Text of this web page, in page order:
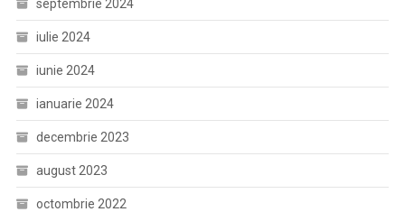
septembrie 2024
iulie 2024
iunie 2024
ianuarie 2024
decembrie 2023
august 2023
octombrie 2022